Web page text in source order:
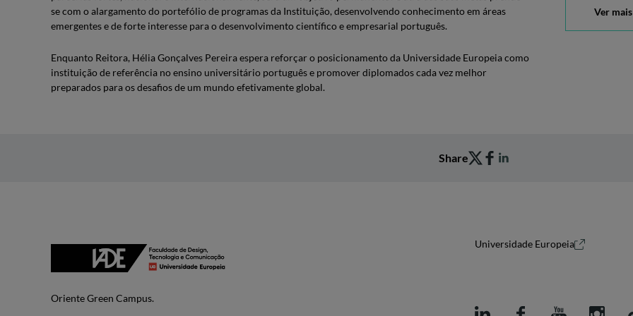
se com o alargamento do portefólio de programas da Instituição, desenvolvendo conhecimento em áreas
emergentes e de forte interesse para o desenvolvimento científico e empresarial português.
Enquanto Reitora, Hélia Gonçalves Pereira espera reforçar o posicionamento da Universidade Europeia como
instituição de referência no ensino universitário português e promover diplomados cada vez melhor
preparados para os desafios de um mundo efetivamente global.
Ver
Share
Oriente Green Campus.
Universidade Europeia